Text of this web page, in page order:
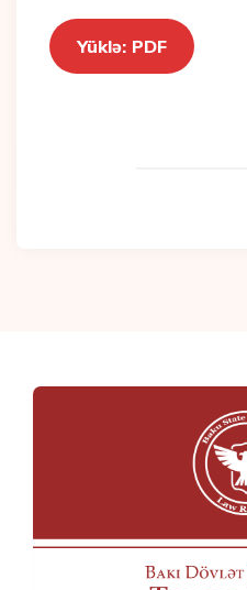
Yüklə: PDF